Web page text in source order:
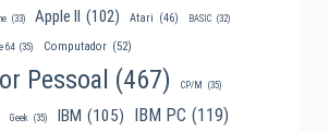
(33) Apple II (102) Atari (46) BASIC (32)
64 (35) Computador (52)
Pessoal (467) CP/M (35)
Geek (35) IBM (105) IBM PC (119)